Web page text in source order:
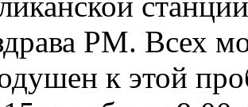
РМ. Всех
к этой